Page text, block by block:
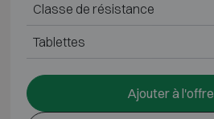
Classe de résistance
Tablettes
Ajouter à l'offre